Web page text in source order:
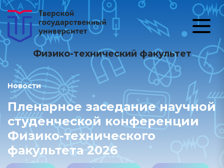
Физико-технический факультет
Новости
Пленарное заседание научной
студенческой конференции
Физико-технического
факультета 2026